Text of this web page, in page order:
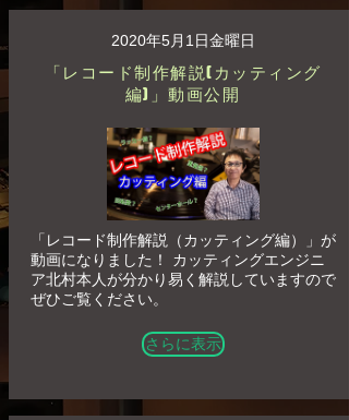
2020年5月1日金曜日
「レコード制作解説(カッティング
編)」動画公開
「レコード制作解説（カッティング編）」が
動画になりました！ カッティングエンジニ
ア北村本人が分かり易く解説していますので
ぜひご覧ください。
さらに表示